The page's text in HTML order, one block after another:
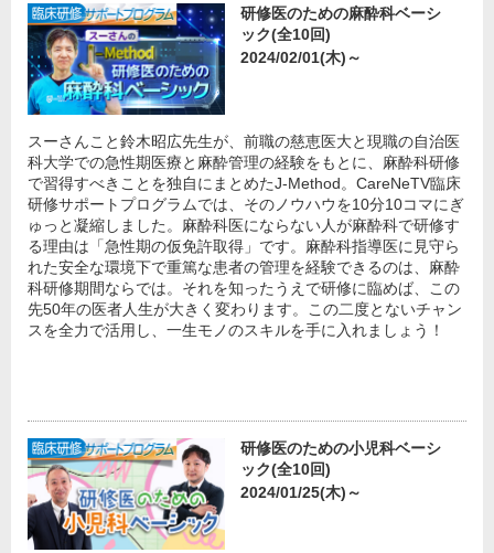
研修医のための麻酔科ベーシ
ック(全10回)
2024/02/01(木)～
スーさんこと鈴木昭広先生が、前職の慈恵医大と現職の自治医
科大学での急性期医療と麻酔管理の経験をもとに、麻酔科研修
で習得すべきことを独自にまとめたJ-Method。CareNeTV臨床
研修サポートプログラムでは、そのノウハウを10分10コマにぎ
ゅっと凝縮しました。麻酔科医にならない人が麻酔科で研修す
る理由は「急性期の仮免許取得」です。麻酔科指導医に見守ら
れた安全な環境下で重篤な患者の管理を経験できるのは、麻酔
科研修期間ならでは。それを知ったうえで研修に臨めば、この
先50年の医者人生が大きく変わります。この二度とないチャン
スを全力で活用し、一生モノのスキルを手に入れましょう！
研修医のための小児科ベーシ
ック(全10回)
2024/01/25(木)～